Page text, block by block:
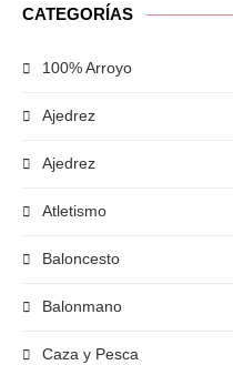
CATEGORÍAS
100% Arroyo
Ajedrez
Ajedrez
Atletismo
Baloncesto
Balonmano
Caza y Pesca